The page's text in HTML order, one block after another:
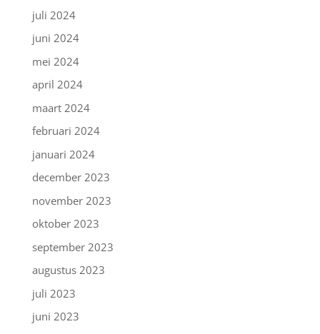
juli 2024
juni 2024
mei 2024
april 2024
maart 2024
februari 2024
januari 2024
december 2023
november 2023
oktober 2023
september 2023
augustus 2023
juli 2023
juni 2023